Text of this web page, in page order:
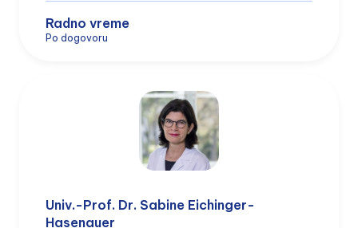
Radno vreme
Po dogovoru
Univ.-Prof. Dr. Sabine Eichinger-
Hasenauer